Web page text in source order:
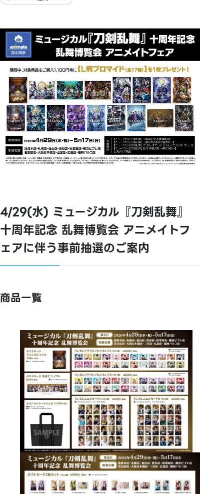
4/29(水) ミュージカル『刀剣乱舞』
十周年記念 乱舞博覧会 アニメイトフ
ェアに伴う事前抽選のご案内
商品一覧